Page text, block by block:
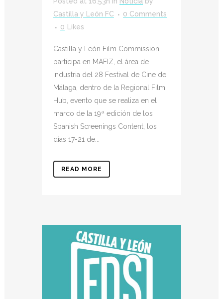
Castilla y León FC
0 Comments
0 Likes
Castilla y León Film Commission
participa en MAFIZ, el área de
industria del 28 Festival de Cine de
Málaga, dentro de la Regional Film
Hub, evento que se realiza en el
marco de la 19ª edición de los
Spanish Screenings Content, los
días 17-21 de...
READ MORE